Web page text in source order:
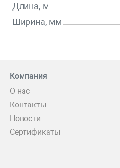
Длина, м
Ширина, мм
Компания
О нас
Контакты
Новости
Сертификаты